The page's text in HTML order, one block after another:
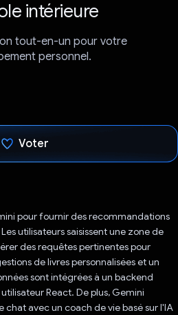
intérieure
tout-en-un pour votre
personnel.
Voter
pour fournir des recommandations
utilisateurs saisissent une zone de
des requêtes pertinentes pour
de livres personnalisées et un
sont intégrées à un backend
React. De plus, Gemini
avec un coach de vie basé sur l'IA